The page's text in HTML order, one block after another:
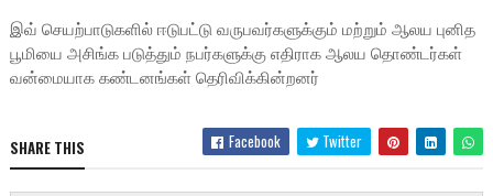
இவ் செயற்பாடுகளில் ஈடுபட்டு வருபவர்களுக்கும் மற்றும் ஆலய புனித
பூமியை அசிங்க படுத்தும் நபர்களுக்கு எதிராக ஆலய தொண்டர்கள்
வன்மையாக கண்டனங்கள் தெரிவிக்கின்றனர்
SHARE THIS Facebook Twitter